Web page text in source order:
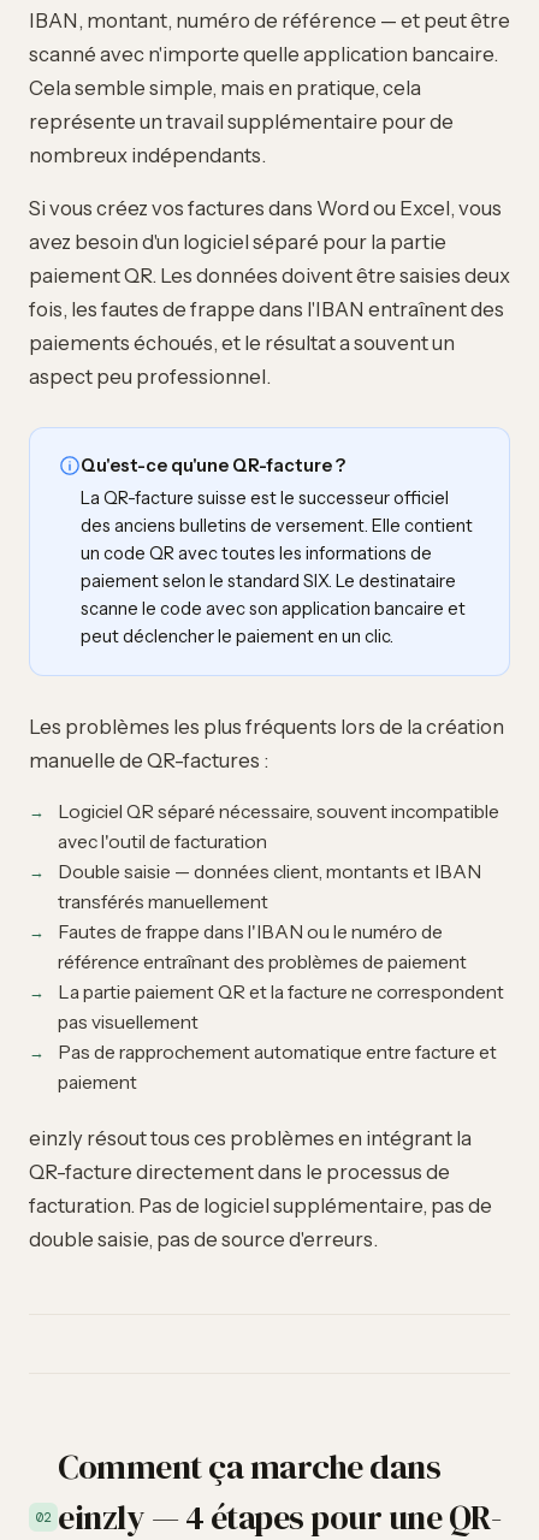
IBAN, montant, numéro de référence — et peut être
scanné avec n'importe quelle application bancaire.
Cela semble simple, mais en pratique, cela
représente un travail supplémentaire pour de
nombreux indépendants.
Si vous créez vos factures dans Word ou Excel, vous
avez besoin d'un logiciel séparé pour la partie
paiement QR. Les données doivent être saisies deux
fois, les fautes de frappe dans l'IBAN entraînent des
paiements échoués, et le résultat a souvent un
aspect peu professionnel.
Qu'est-ce qu'une QR-facture ?
La QR-facture suisse est le successeur officiel
des anciens bulletins de versement. Elle contient
un code QR avec toutes les informations de
paiement selon le standard SIX. Le destinataire
scanne le code avec son application bancaire et
peut déclencher le paiement en un clic.
Les problèmes les plus fréquents lors de la création
manuelle de QR-factures :
Logiciel QR séparé nécessaire, souvent incompatible
avec l'outil de facturation
Double saisie — données client, montants et IBAN
transférés manuellement
Fautes de frappe dans l'IBAN ou le numéro de
référence entraînant des problèmes de paiement
La partie paiement QR et la facture ne correspondent
pas visuellement
Pas de rapprochement automatique entre facture et
paiement
einzly résout tous ces problèmes en intégrant la
QR-facture directement dans le processus de
facturation. Pas de logiciel supplémentaire, pas de
double saisie, pas de source d'erreurs.
02
Comment ça marche dans
einzly — 4 étapes pour une QR-